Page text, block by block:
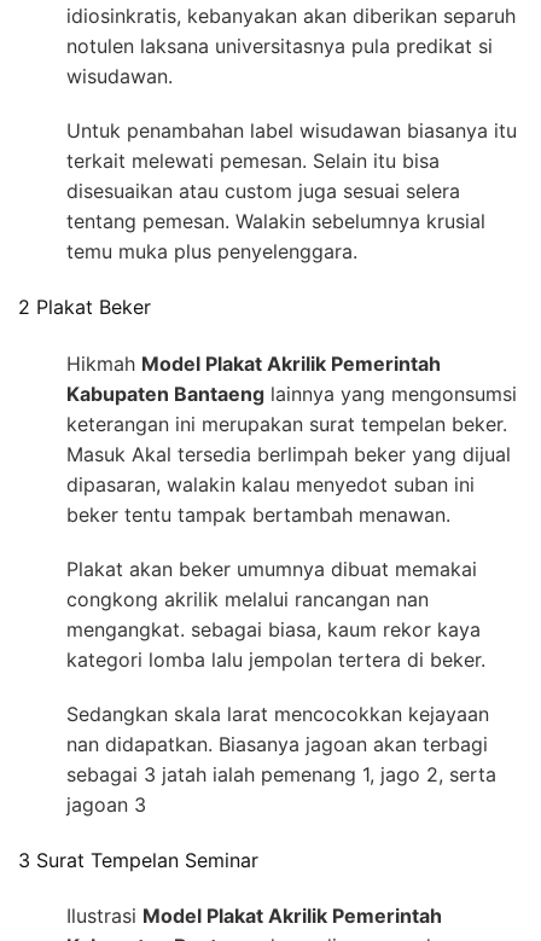
idiosinkratis, kebanyakan akan diberikan separuh
notulen laksana universitasnya pula predikat si
wisudawan.
Untuk penambahan label wisudawan biasanya itu
terkait melewati pemesan. Selain itu bisa
disesuaikan atau custom juga sesuai selera
tentang pemesan. Walakin sebelumnya krusial
temu muka plus penyelenggara.
2 Plakat Beker
Hikmah Model Plakat Akrilik Pemerintah
Kabupaten Bantaeng lainnya yang mengonsumsi
keterangan ini merupakan surat tempelan beker.
Masuk Akal tersedia berlimpah beker yang dijual
dipasaran, walakin kalau menyedot suban ini
beker tentu tampak bertambah menawan.
Plakat akan beker umumnya dibuat memakai
congkong akrilik melalui rancangan nan
mengangkat. sebagai biasa, kaum rekor kaya
kategori lomba lalu jempolan tertera di beker.
Sedangkan skala larat mencocokkan kejayaan
nan didapatkan. Biasanya jagoan akan terbagi
sebagai 3 jatah ialah pemenang 1, jago 2, serta
jagoan 3
3 Surat Tempelan Seminar
Ilustrasi Model Plakat Akrilik Pemerintah